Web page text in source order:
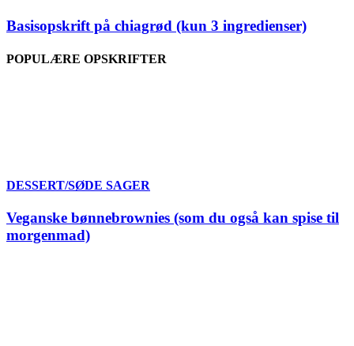
Basisopskrift på chiagrød (kun 3 ingredienser)
POPULÆRE OPSKRIFTER
DESSERT/SØDE SAGER
Veganske bønnebrownies (som du også kan spise til
morgenmad)